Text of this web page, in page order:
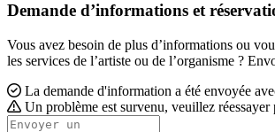
Demande d’informations et
Vous avez besoin de plus d’informations ou
les services de l’artiste ou de l’organisme ?
La demande d'information a été envoyée
Un problème est survenu, veuillez réessayer